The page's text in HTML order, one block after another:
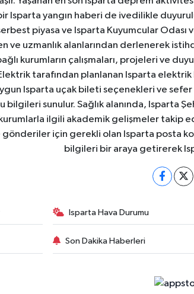
Isparta yangın haberi de ivedilikle
piyasa ve Isparta Kuyumcular
ve uzmanlık alanlarından derlenerek
kurumların çalışmaları, projeleri ve
tarafından planlanan Isparta
Isparta uçak bileti seçenekleri ve
bilgileri sunulur. Sağlık alanında, Isparta
ilgili akademik gelişmeler takip
gönderiler için gerekli olan Isparta posta
bilgileri bir araya getirerek
Isparta Hava Durumu
Son Dakika Haberleri